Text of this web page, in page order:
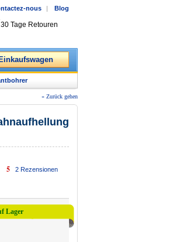
nous | Blog
30 Tage Retouren
« Zurück gehen
5 2Rezensionen
Lager